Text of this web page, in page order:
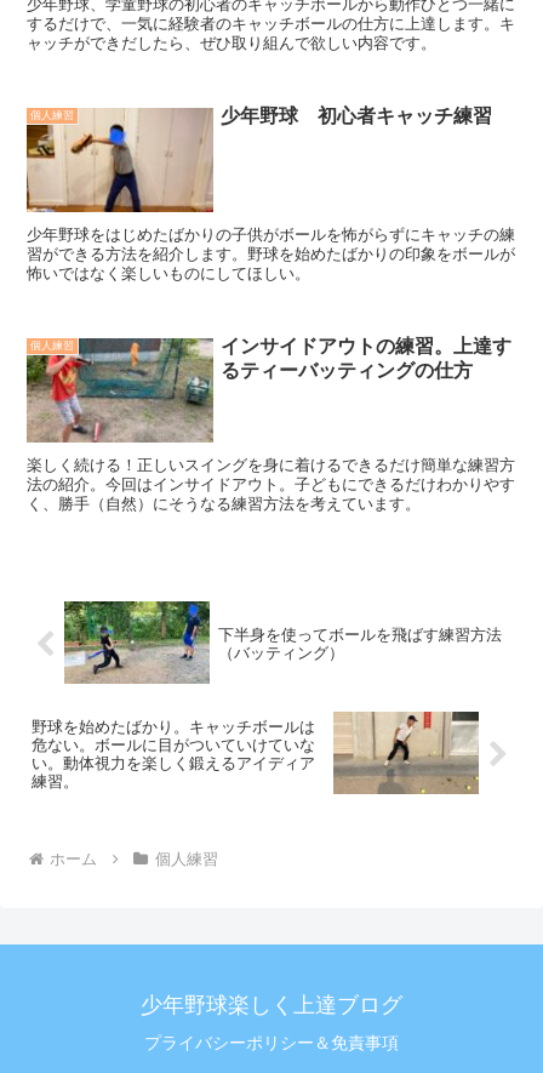
少年野球、学童野球の初心者のキャッチボールから動作ひとつ一緒に
するだけで、一気に経験者のキャッチボールの仕方に上達します。キ
ャッチができだしたら、ぜひ取り組んで欲しい内容です。
個人練習 少年野球 初心者キャッチ練習
少年野球をはじめたばかりの子供がボールを怖がらずにキャッチの練
習ができる方法を紹介します。野球を始めたばかりの印象をボールが
怖いではなく楽しいものにしてほしい。
個人練習
インサイドアウトの練習。上達す
るティーバッティングの仕方
楽しく続ける！正しいスイングを身に着けるできるだけ簡単な練習方
法の紹介。今回はインサイドアウト。子どもにできるだけわかりやす
く、勝手（自然）にそうなる練習方法を考えています。
下半身を使ってボールを飛ばす練習方法
（バッティング）
野球を始めたばかり。キャッチボールは
危ない。ボールに目がついていけていな
い。動体視力を楽しく鍛えるアイディア
練習。
ホーム 個人練習
少年野球楽しく上達ブログ
プライバシーポリシー＆免責事項